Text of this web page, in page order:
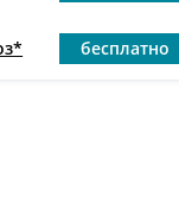
бесплатно